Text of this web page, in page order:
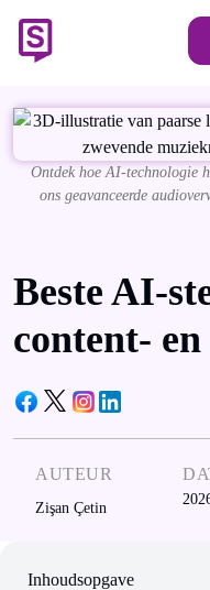
Ontdek hoe AI-technologie
ons geavanceerde
Beste AI-
content-
AUTEUR
Zişan Çetin
Inhoudsopgave